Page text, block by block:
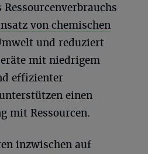
von chemischen
und reduziert
mit niedrigem
effizienter
einen
mit Ressourcen.
inzwischen auf